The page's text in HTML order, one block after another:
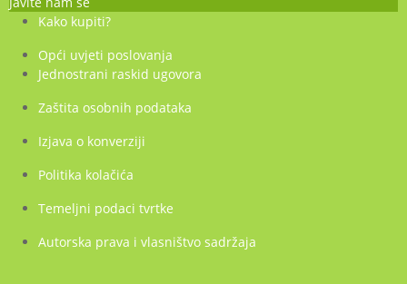
Kako kupiti?
Opći uvjeti poslovanja
Jednostrani raskid ugovora
Zaštita osobnih podataka
Izjava o konverziji
Politika kolačića
Temeljni podaci tvrtke
Autorska prava i vlasništvo sadržaja